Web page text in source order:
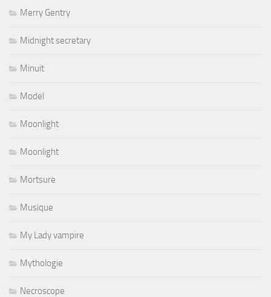
Merry Gentry
Midnight secretary
Minuit
Model
Moonlight
Moonlight
Mortsure
Musique
My Lady vampire
Mythologie
Necroscope